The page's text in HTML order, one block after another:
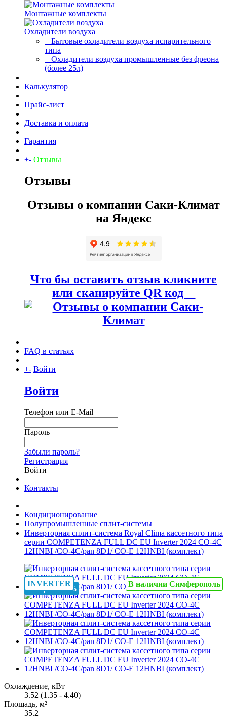
Монтажные комплекты
Охладители воздуха
+ Бытовые охладители воздуха испарительного
типа
+ Охладители воздуха промышленные без фреона
(более 25л)
Калькулятор
Прайс-лист
Доставка и оплата
Гарантия
+- Отзывы
Отзывы
Отзывы о компании Саки-Климат
на Яндекс
Что бы оставить отзыв кликните
или сканируйте QR код
FAQ в статьях
+- Войти
Войти
Телефон или E-Mail
Пароль
Забыли пароль?
Регистрация
Войти
Контакты
Кондиционирование
Полупромышленные сплит-системы
Инверторная сплит-система Royal Clima кассетного типа
серии COMPETENZA FULL DC EU Inverter 2024 CO-4C
12HNBI /CO-4C/pan 8D1/ CO-E 12HNBI (комплект)
АКЦИЯ -11%
INVERTER В наличии Симферополь
Охлаждение, кВт
3.52 (1.35 - 4.40)
Площадь, м²
35.2